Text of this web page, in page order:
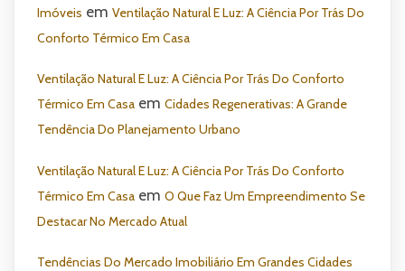
Imóveis em Ventilação Natural E Luz: A Ciência Por Trás Do
Conforto Térmico Em Casa
Ventilação Natural E Luz: A Ciência Por Trás Do Conforto
Térmico Em Casa em Cidades Regenerativas: A Grande
Tendência Do Planejamento Urbano
Ventilação Natural E Luz: A Ciência Por Trás Do Conforto
Térmico Em Casa em O Que Faz Um Empreendimento Se
Destacar No Mercado Atual
Tendências Do Mercado Imobiliário Em Grandes Cidades